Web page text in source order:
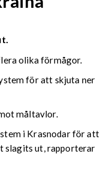
olika förmågor.
för att skjuta ner
måltavlor.
i Krasnodar för att
slagits ut, rapporterar